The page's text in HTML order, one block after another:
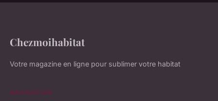
Chezmoihabitat
Votre magazine en ligne pour sublimer votre habitat
NAVIGATION